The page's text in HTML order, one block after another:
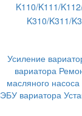
K110/K111/
K310/K311/
Усиление
вариатора
масляного
ЭБУ вариатора